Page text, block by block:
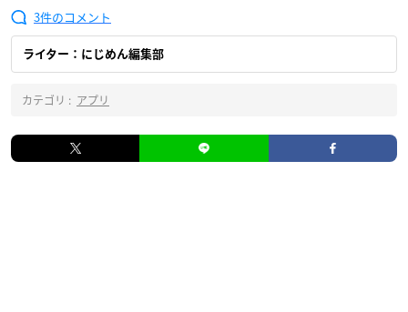
3
ライター：にじめん編集部
カテゴリ : アプリ